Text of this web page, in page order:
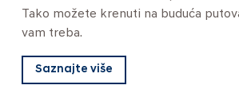
Tako možete krenuti na buduća
vam treba.
Saznajte više